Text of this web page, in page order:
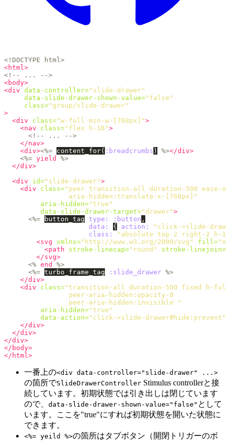
<!DOCTYPE html>
<html>
<!-- ... -->
<body>
<div data-controller="slide-drawer"
data-slide-drawer-shown-value="false"
class="group/slide-drawer"
>
<div
class="w-full min-w-[768px]">
<nav
class="flex h-16">
<!-- ... -->
</nav>
<div><%= content_for( :breadcrumbs ) %></div>
<%= yield
%>
</div>
<div
id="slide-drawer">
<div
class="peer transition-all duration-500
                aria-hidden:translate-x-[768px]"
aria-hidden="true"
data-slide-drawer-target="drawer">
<%=
button_tag type: :button ,
data: { action:
"click->slide-
class:
"absolute top-2 right-2 h-
<svg xmlns="http://www.w3.org/2000/svg" fill=
<path
stroke-linecap="round"
stroke-linejoin=
</svg>
<% end
%>
<%= turbo_frame_tag :slide_drawer %>
</div>
<div
class="transition-all duration-500 fixed h-
                peer-aria-hidden:opacity-0
                peer-aria-hidden:invisible "
aria-hidden="true"
data-action="click->slide-drawer#hide:prevent"
</div>
</div>
</div>
</body>
</html>
一番上の<div data-controller="slide-drawer" ...>
の箇所でSlideDrawerController Stimulus controllerと接
続しています。初期状態では引き出しは閉じています
ので、 data-slide-drawer-shown-value="false" として
います。ここを"true"にすれば初期状態を開いた状態に
できます。
<%= yeild %>の箇所はタブボタン（開閉トリガーのボ